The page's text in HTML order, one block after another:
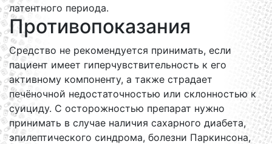
латентного периода.
Противопоказания
Средство не рекомендуется принимать, если
пациент имеет гиперчувствительность к его
активному компоненту, а также страдает
печёночной недостаточностью или склонностью к
суициду. С осторожностью препарат нужно
принимать в случае наличия сахарного диабета,
эпилептического синдрома, болезни Паркинсона,